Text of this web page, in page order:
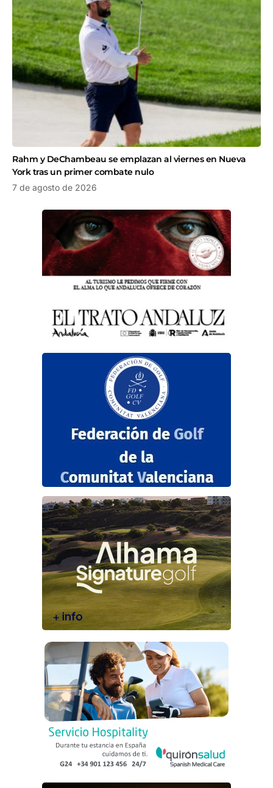
Rahm y DeChambeau se emplazan al viernes en Nueva
York tras un primer combate nulo
7 de agosto de 2026